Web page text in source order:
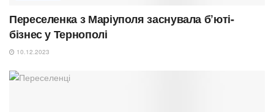
Переселенка з Маріуполя заснувала б’юті-
бізнес у Тернополі
10.12.2023